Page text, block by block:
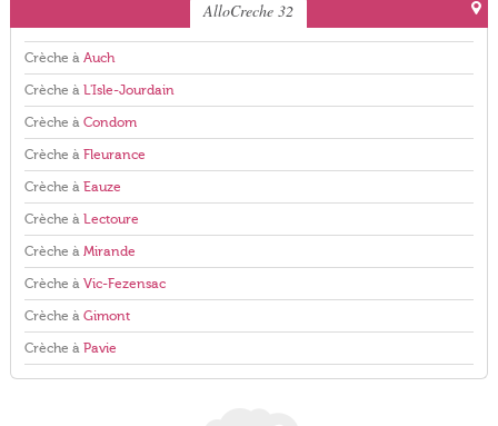
AlloCreche 32
Crèche à Auch
Crèche à L'Isle-Jourdain
Crèche à Condom
Crèche à Fleurance
Crèche à Eauze
Crèche à Lectoure
Crèche à Mirande
Crèche à Vic-Fezensac
Crèche à Gimont
Crèche à Pavie